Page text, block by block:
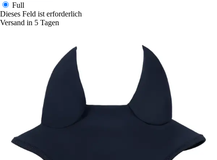
Full
Dieses Feld ist erforderlich
Versand in 5 Tagen